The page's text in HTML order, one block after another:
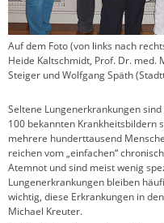
Auf dem Foto (von links nach
Heide Kaltschmidt, Prof. Dr.
Steiger und Wolfgang Späth
Seltene Lungenerkrankungen
100 bekannten Krankheitsbildern
mehrere hunderttausend
reichen vom „einfachen“
Atemnot und sind meist wenig
Lungenerkrankungen bleiben
wichtig, diese Erkrankungen in
Michael Kreuter.